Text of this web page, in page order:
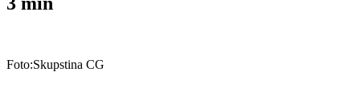
Foto:Skupstina CG